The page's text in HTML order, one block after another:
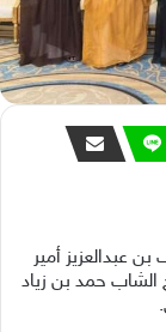
عبدالعزيز أمير
الشاب حمد بن زياد